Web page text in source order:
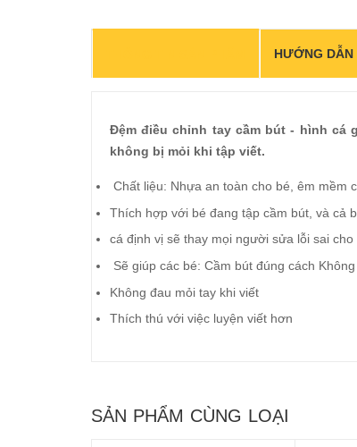
HƯỚNG DẪN
Đệm điều chỉnh tay cầm bút - hình cá
không bị mỏi khi tập viết.
Chất liệu: Nhựa an toàn cho bé, êm mềm
Thích hợp với bé đang tập cầm bút, và cả
cá định vị sẽ thay mọi người sửa lỗi sai cho
Sẽ giúp các bé: Cầm bút đúng cách
Không đau mỏi tay khi viết
Thích thú với việc luyện viết hơn
SẢN PHẨM CÙNG LOẠI